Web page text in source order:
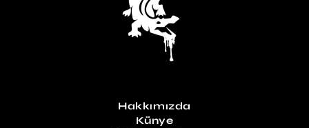
Hakkımızda
Künye